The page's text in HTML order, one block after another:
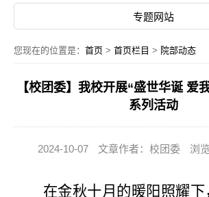
专题网站
您现在的位置是： 首页 > 首页栏目 > 院部动态
【校团委】我校开展“盛世华诞 爱
系列活动
2024-10-07 文章作者：校团委 浏
在金秋十月的暖阳照耀